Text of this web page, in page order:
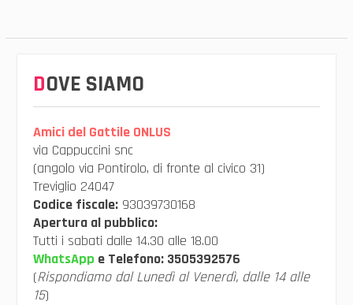
DOVE SIAMO
Amici del Gattile ONLUS
via Cappuccini snc
(angolo via Pontirolo, di fronte al civico 31)
Treviglio 24047
Codice fiscale:93039730168
Apertura al pubblico:
Tutti i sabati dalle 14.30 alle 18.00
WhatsApp e Telefono: 3505392576
(Rispondiamo dal Lunedì al Venerdì, dalle 14 alle
15)